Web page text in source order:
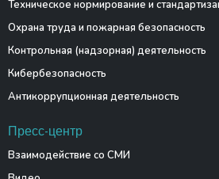
Техническое нормирование и
Охрана труда и пожарная безопасность
Контрольная (надзорная) деятельность
Кибербезопасность
Антикоррупционная деятельность
Пресс-центр
Взаимодействие со СМИ